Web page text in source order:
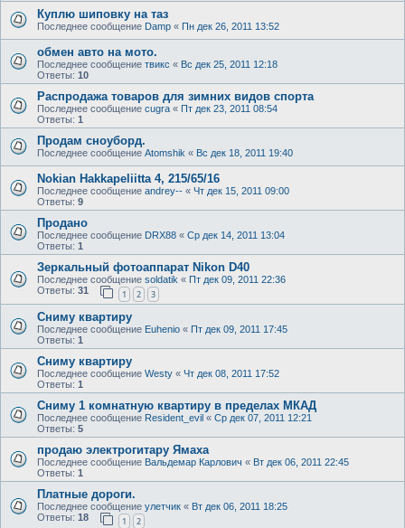
Куплю шиповку на таз
Последнее сообщение Damp « Пн дек 26, 2011 13:52
обмен авто на мото.
Последнее сообщение твикс « Вс дек 25, 2011 12:18
Ответы: 10
Распродажа товаров для зимних видов спорта
Последнее сообщение cugra « Пт дек 23, 2011 08:54
Ответы: 1
Продам сноуборд.
Последнее сообщение Atomshik « Вс дек 18, 2011 19:40
Nokian Hakkapeliitta 4, 215/65/16
Последнее сообщение andrey-- « Чт дек 15, 2011 09:00
Ответы: 9
Продано
Последнее сообщение DRX88 « Ср дек 14, 2011 13:04
Ответы: 1
Зеркальный фотоаппарат Nikon D40
Последнее сообщение soldatik « Пт дек 09, 2011 22:36
Ответы: 31 1 2 3
Сниму квартиру
Последнее сообщение Euhenio « Пт дек 09, 2011 17:45
Ответы: 1
Сниму квартиру
Последнее сообщение Westy « Чт дек 08, 2011 17:52
Ответы: 1
Сниму 1 комнатную квартиру в пределах МКАД
Последнее сообщение Resident_evil « Ср дек 07, 2011 12:21
Ответы: 5
продаю электрогитару Ямаха
Последнее сообщение Вальдемар Карлович « Вт дек 06, 2011 22:45
Ответы: 1
Платные дороги.
Последнее сообщение улетчик « Вт дек 06, 2011 18:25
Ответы: 18 1 2